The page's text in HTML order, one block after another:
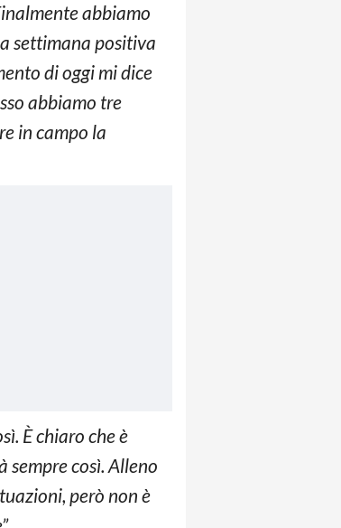
abbiamo
settimana positiva
di oggi mi dice
abbiamo tre
in campo la
È chiaro che è
sempre così. Alleno
però non è